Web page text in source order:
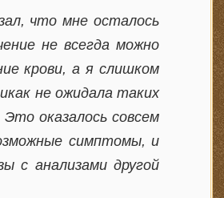
что мне осталось
не всегда можно
крови, а я слишком
не ожидала таких
оказалось совсем
симптомы, и
с анализами другой